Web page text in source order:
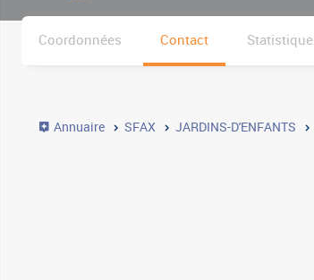
Coordonnées Contact Statistique
Annuaire SFAX JARDINS-D'ENFANTS